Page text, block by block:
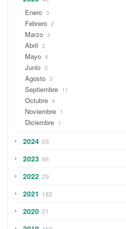
Enero 3
Febrero 2
Marzo 3
Abril 2
Mayo 6
Junio 5
Agosto 3
Septiembre 11
Octubre 6
Noviembre 1
Diciembre 1
2024 55
2023 66
2022 29
2021 182
2020 21